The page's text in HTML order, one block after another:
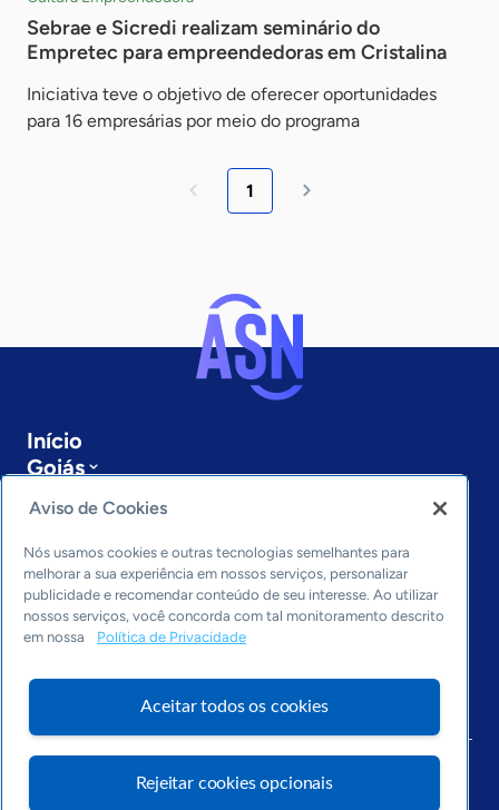
Sebrae e Sicredi realizam seminário do
Empretec para empreendedoras em Cristalina
Iniciativa teve o objetivo de oferecer oportunidades
para 16 empresárias por meio do programa
1
Início
Goiás
Últimas notícias
Entre em contato
Editorias
Economia & Política
Inovação & Tecnologia
Arquivo
Aviso de Cookies
Nós usamos cookies e outras tecnologias semelhantes para
melhorar a sua experiência em nossos serviços, personalizar
publicidade e recomendar conteúdo de seu interesse. Ao utilizar
nossos serviços, você concorda com tal monitoramento descrito
em nossa
Política de Privacidade
Aceitar todos os cookies
Rejeitar cookies opcionais